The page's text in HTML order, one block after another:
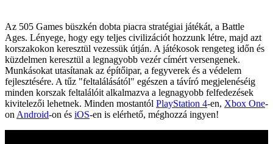
Az 505 Games büszkén dobta piacra stratégiai játékát, a Battle
Ages. Lényege, hogy egy teljes civilizációt hozzunk létre, majd azt
korszakokon keresztül vezessük útján. A játékosok rengeteg időn és
küzdelmen keresztül a legnagyobb vezér címért versengenek.
Munkásokat utasítanak az építőipar, a fegyverek és a védelem
fejlesztésére. A tűz "feltalálásától" egészen a távíró megjelenéséig
minden korszak feltalálóit alkalmazva a legnagyobb felfedezések
kivitelezői lehetnek. Minden mostantól PlayStation 4-en, Xbox One-
on Android-on és iOS-en is elérhető, méghozzá ingyen!